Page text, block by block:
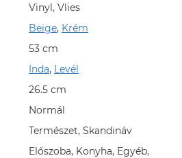
Vinyl, Vlies
Beige, Krém
53 cm
Inda, Levél
26.5 cm
Normál
Természet, Skandináv
Előszoba, Konyha, Egyéb,